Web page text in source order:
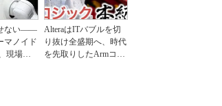
ない――
マノイド
現場稼
AlteraはITバブルを切
り抜け全盛期へ、時代
を先取りしたArmコア